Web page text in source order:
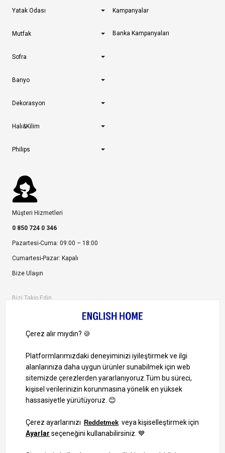
Yatak Odası
Mutfak
Sofra
Banyo
Dekorasyon
Halı&Kilim
Philips
Kampanyalar
Banka Kampanyaları
Müşteri Hizmetleri
0 850 724 0 346
Pazartesi-Cuma: 09:00 – 18:00
Cumartesi-Pazar: Kapalı
Bize Ulaşın
Bizi Takip Edin
1000 TL ve Üzeri Alışverişlerinizde Kargo Bedava!
Bilgi Toplum Hizmetleri